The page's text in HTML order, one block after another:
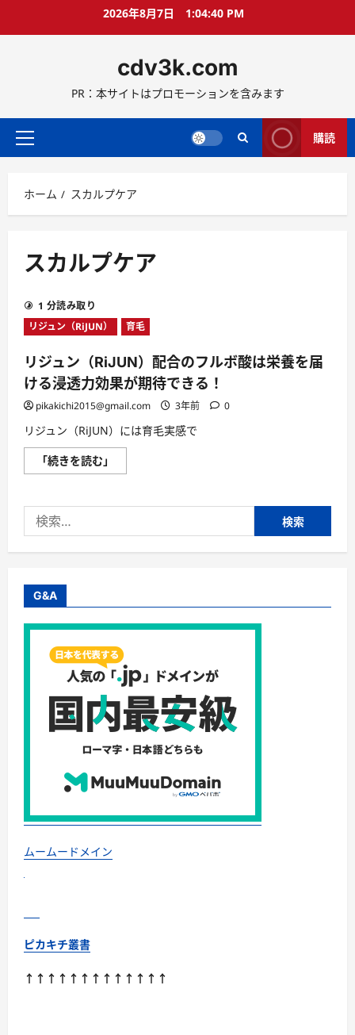
ス
ッ
2026年8月7日 1:04:41 PM
cdv3k.com
PR：本サイトはプロモーションを含みます
メ
メ
ニ
ー
購読
ホーム スカルプケア
スカルプケア
1 分読み取り
リジュン（RiJUN）
育毛
リジュン（RiJUN）配合のフルボ酸は栄養を届
ける浸透力効果が期待できる！
pikakichi2015@gmail.com 3年前 0
リジュン（RiJUN）には育毛実感で
「続きを読む」
ジ
（RiJUN）
の
フ
栄
を
け
る
浸
透
効
果
が
期
待
で
る！
に
い
て
索:
G&A
ムームードメイン
ピカキチ叢書
↑↑↑↑↑↑↑↑↑↑↑↑↑